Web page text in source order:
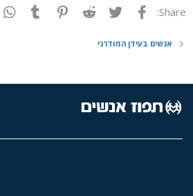
Share: פייסבוק Twitter
Reddit
Pinterest
Tumblr
אנשים בעידן המודרני